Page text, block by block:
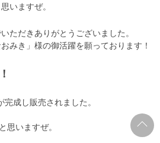
いますぜ。
ただきありがとうございました。
みき」様の御活躍を願っております！
成し販売されました。
思いますぜ。